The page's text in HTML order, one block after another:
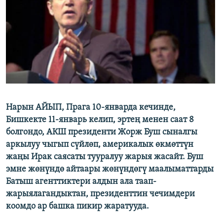
ЭЖЕ-СИҢДИЛЕР
ЫҢГАЙСЫЗ СУРООЛОР
ОНЛАЙН ШЕРИНЕ
ЭЕ/АРнун бардык сайттары
Нарын АЙЫП, Прага 10-январда кечинде,
Бишкекте 11-январь келип, эртең менен саат 8
болгондо, АКШ президенти Жорж Буш сыналгы
аркылуу чыгып сүйлөп, америкалык өкмөттүн
жаңы Ирак саясаты тууралуу жарыя жасайт. Буш
эмне жөнүндө айтаары жөнүндөгү маалыматтарды
Батыш агенттиктери алдын ала таап-
жарыялагандыктан, президенттин чечимдери
коомдо ар башка пикир жаратууда.